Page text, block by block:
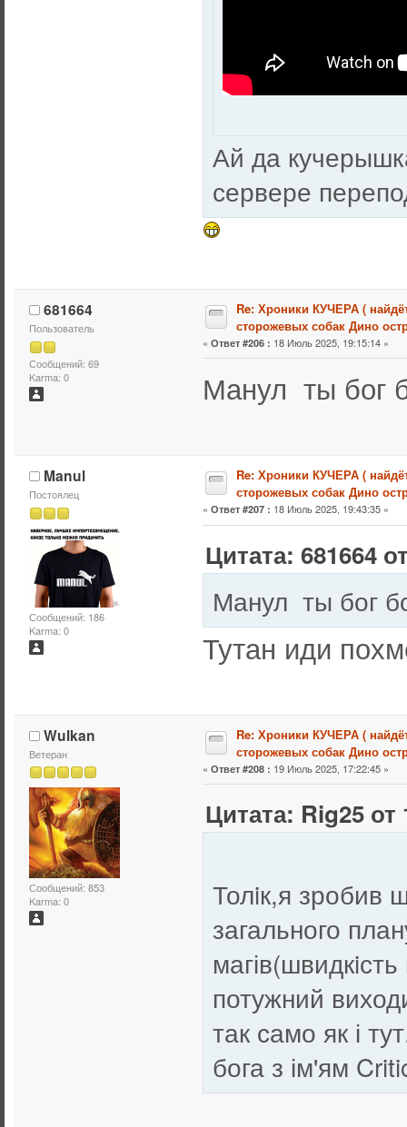
Ай да
сервере
681664
Пользователь
Сообщений: 69
Karma: 0
Re: Хроники КУЧЕРА (
сторожевых собак Дино
« Ответ #206 : 18 Июль 2025, 19:15:14 »
Манул ты бог
Manul
Постоялец
Сообщений: 186
Karma: 0
Re: Хроники КУЧЕРА (
сторожевых собак Дино
« Ответ #207 : 18 Июль 2025, 19:43:35 »
Цитата: 681664
Манул ты бог
Тутан иди
Wulkan
Ветеран
Сообщений: 853
Karma: 0
Re: Хроники КУЧЕРА (
сторожевых собак Дино
« Ответ #208 : 19 Июль 2025, 17:22:45 »
Цитата: Rig25
Толiк,я зробив
загального
потужний
так само як і
бога з ім'ям